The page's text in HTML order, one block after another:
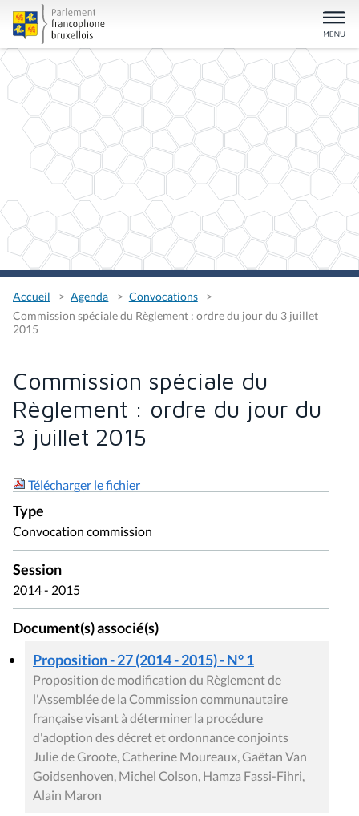
Accueil Agenda
Convocations
Commission spéciale du Règlement : ordre du jour du 3 juillet
2015
Commission spéciale du
Règlement : ordre du jour du
3 juillet 2015
Télécharger le fichier
Type
Convocation commission
Session
2014 - 2015
Document(s) associé(s)
Proposition - 27 (2014 - 2015) - N° 1
Proposition de modification du Règlement de
l'Assemblée de la Commission communautaire
française visant à déterminer la procédure
d'adoption des décret et ordonnance conjoints
Julie de Groote, Catherine Moureaux, Gaëtan Van
Goidsenhoven, Michel Colson, Hamza Fassi-Fihri,
Alain Maron